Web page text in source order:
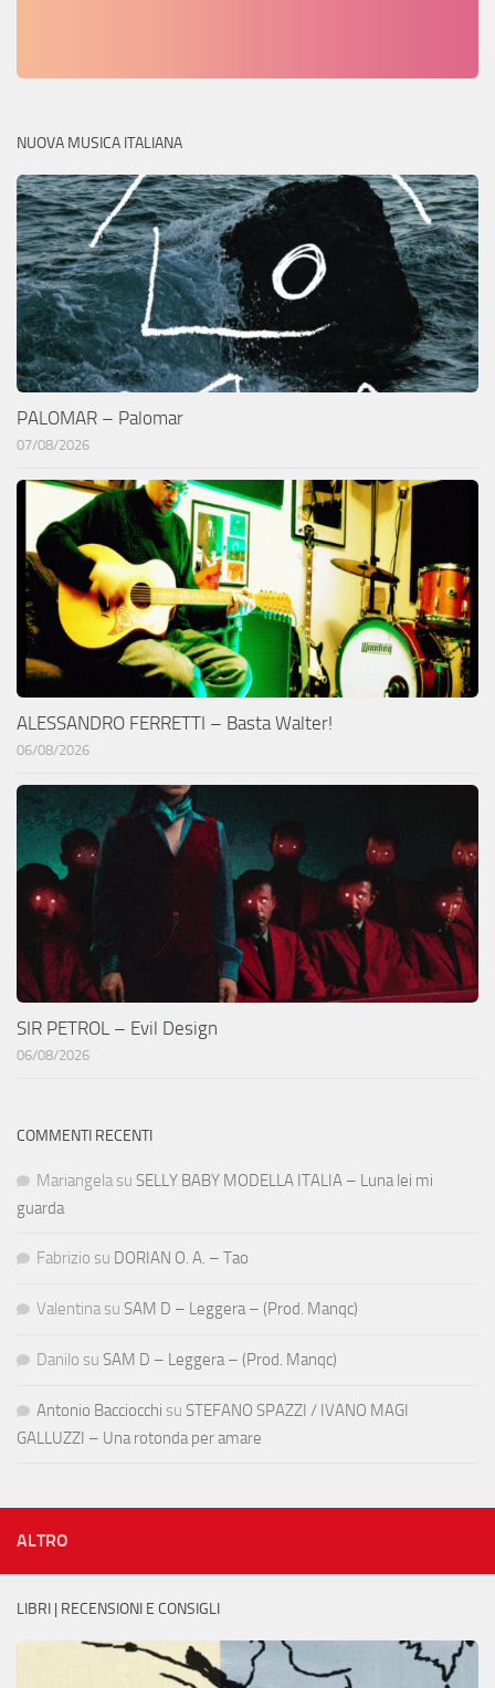
NUOVA MUSICA ITALIANA
PALOMAR – Palomar
07/08/2026
ALESSANDRO FERRETTI – Basta Walter!
06/08/2026
SIR PETROL – Evil Design
06/08/2026
COMMENTI RECENTI
Mariangela su SELLY BABY MODELLA ITALIA – Luna lei mi
guarda
Fabrizio su DORIAN O. A. – Tao
Valentina su SAM D – Leggera – (Prod. Manqc)
Danilo su SAM D – Leggera – (Prod. Manqc)
Antonio Bacciocchi su STEFANO SPAZZI / IVANO MAGI
GALLUZZI – Una rotonda per amare
ALTRO
LIBRI | RECENSIONI E CONSIGLI